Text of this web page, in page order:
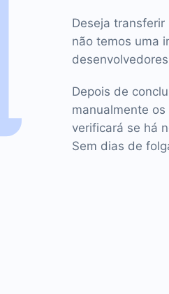
Deseja
não temos uma
Depois de
manualmente
verificará se há
Sem dias de